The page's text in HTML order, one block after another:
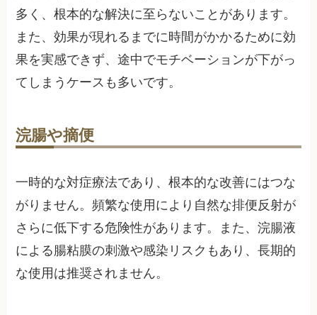
多く、根本的な解決に至らないことがあります。
また、効果が現れるまでに時間がかかるために効
果を実感できず、途中でモチベーションが下がっ
てしまうケースも多いです。
浣腸や摘便
一時的な対症療法であり、根本的な改善にはつな
がりません。頻繁な使用により自然な排便反射が
さらに低下する危険性があります。また、浣腸液
による腸粘膜の刺激や感染リスクもあり、長期的
な使用は推奨されません。